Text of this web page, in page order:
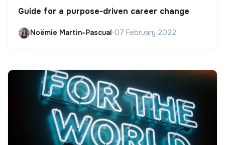
Guide for a purpose-driven career change
Noëmie Martin-Pascual •07 February 2022